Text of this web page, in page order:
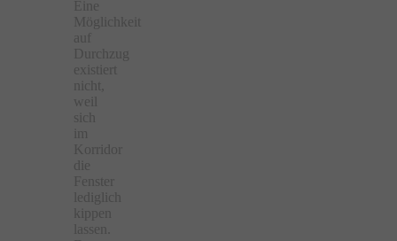
Eine
Möglichkeit
auf
Durchzug
existiert
nicht,
weil
sich
im
Korridor
die
Fenster
lediglich
kippen
lassen.